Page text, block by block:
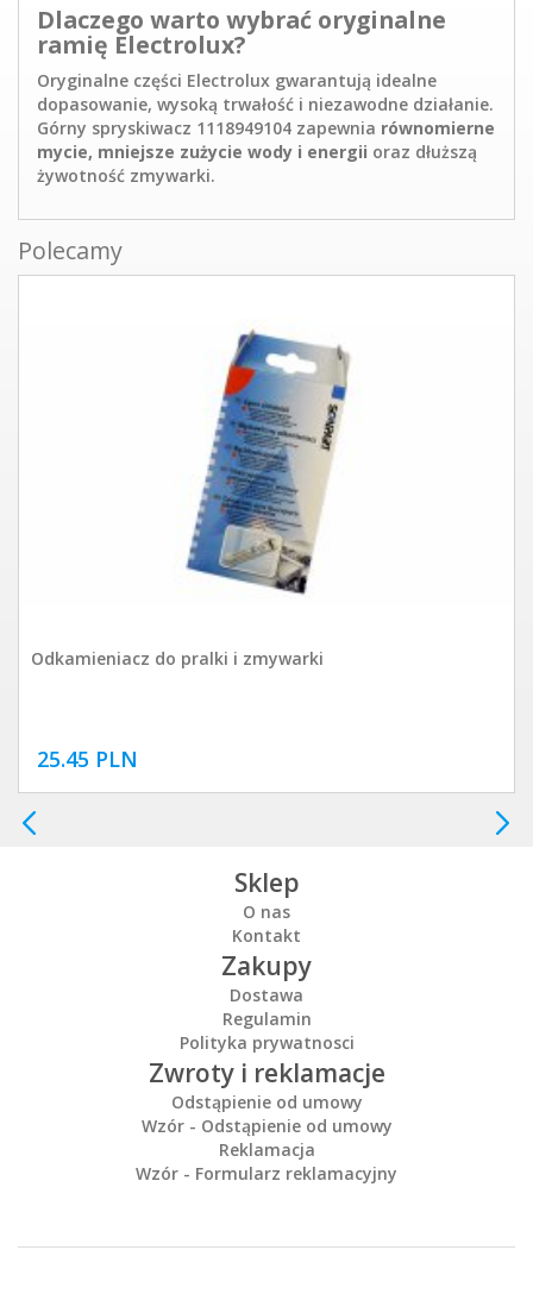
Dlaczego warto wybrać oryginalne
ramię Electrolux?
Oryginalne części Electrolux gwarantują idealne
dopasowanie, wysoką trwałość i niezawodne działanie.
Górny spryskiwacz 1118949104 zapewnia równomierne
mycie, mniejsze zużycie wody i energii oraz dłuższą
żywotność zmywarki.
Polecamy
Odkamieniacz do pralki i zmywarki
25.45 PLN
Sklep
O nas
Kontakt
Zakupy
Dostawa
Regulamin
Polityka prywatnosci
Zwroty i reklamacje
Odstąpienie od umowy
Wzór - Odstąpienie od umowy
Reklamacja
Wzór - Formularz reklamacyjny